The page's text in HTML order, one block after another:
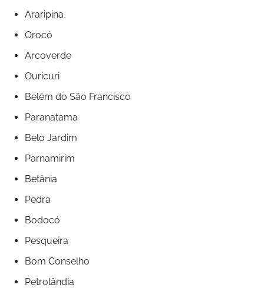
Araripina
Orocó
Arcoverde
Ouricuri
Belém do São Francisco
Paranatama
Belo Jardim
Parnamirim
Betânia
Pedra
Bodocó
Pesqueira
Bom Conselho
Petrolândia